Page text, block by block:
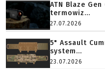
ATN Blaze
termowiz...
27.07.2026
5" Assault
system...
23.07.2026